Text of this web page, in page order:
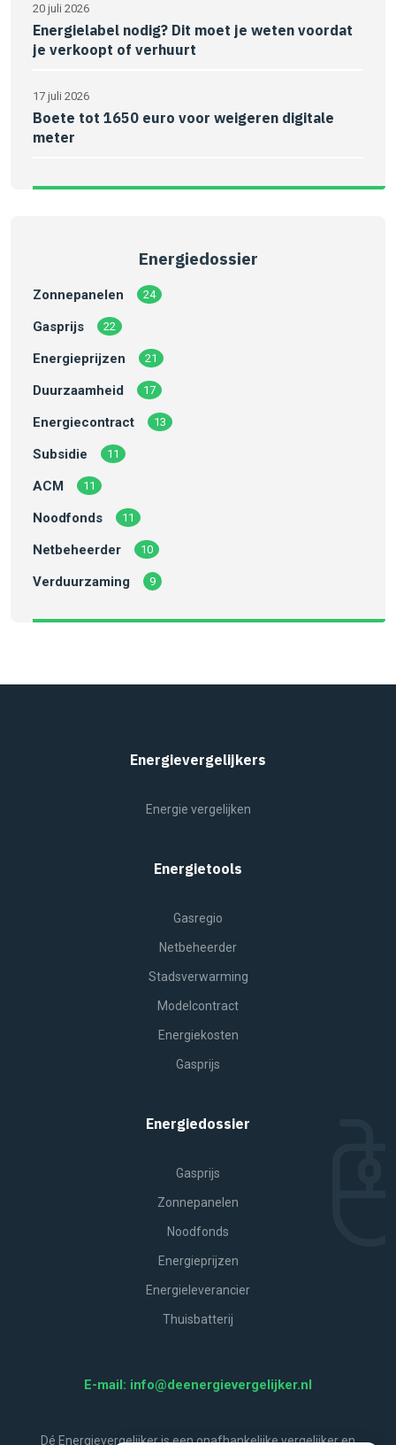
20 juli 2026
Energielabel nodig? Dit moet je weten voordat
je verkoopt of verhuurt
17 juli 2026
Boete tot 1650 euro voor weigeren digitale
meter
Energiedossier
Zonnepanelen 24
Gasprijs 22
Energieprijzen 21
Duurzaamheid 17
Energiecontract 13
Subsidie 11
ACM 11
Noodfonds 11
Netbeheerder 10
Verduurzaming 9
Energievergelijkers
Energie vergelijken
Energietools
Gasregio
Netbeheerder
Stadsverwarming
Modelcontract
Energiekosten
Gasprijs
Energiedossier
Gasprijs
Zonnepanelen
Noodfonds
Energieprijzen
Energieleverancier
Thuisbatterij
E-mail: info@deenergievergelijker.nl
Dé Energievergelijker is een onafhankelijke vergelijker en